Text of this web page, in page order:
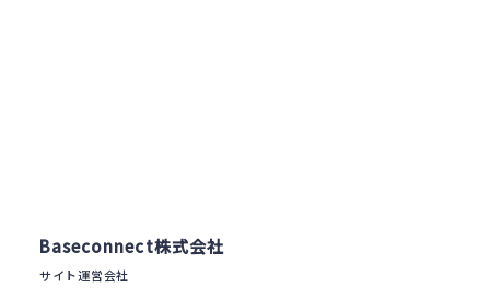
Baseconnect株式会社
サイト運営会社